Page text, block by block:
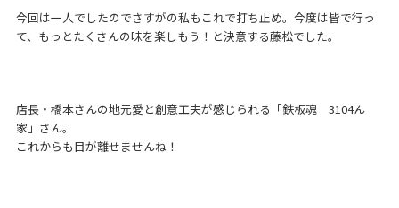
今回は一人でしたのでさすがの私もこれで打ち止め。今度は皆で行っ
て、もっとたくさんの味を楽しもう！と決意する藤松でした。
店長・橋本さんの地元愛と創意工夫が感じられる「鉄板魂 3104ん
家」さん。
これからも目が離せませんね！